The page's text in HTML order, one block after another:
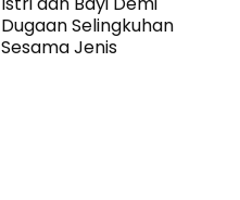
Dugaan Selingkuhan
Sesama Jenis